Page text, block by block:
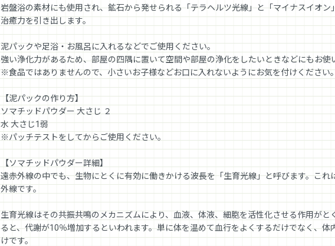
岩盤浴の素材にも使用され、鉱石から発せられる「テラヘルツ光線」と「マイナスイオ
治癒力を引き出します。
泥パックや足浴・お風呂に入れるなどでご使用ください。
強い浄化力があるため、部屋の四隅に置いて空間や部屋の浄化をしたいときなどにもお使
※食品ではありませんので、小さいお子様などお口に入れないようにお気を付けください
【泥パックの作り方】
ソマチッドパウダー 大さじ ２
水 大さじ1弱
※パッチテストをしてからご使用ください。
【ソマチッドパウダー詳細】
遠赤外線の中でも、生物にとくに有効に働きかける波長を「生育光線」と呼びます。こ
外線です。
生育光線はその共振共鳴のメカニズムにより、血液、体液、細胞を活性化させる作用がと
ると、代謝が10％増加するといわれます。単に体を温めて血行をよくするだけでなく、
けです。